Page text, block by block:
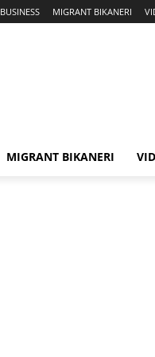
BUSINESS MIGRANT BIKANERI
MIGRANT BIKANERI